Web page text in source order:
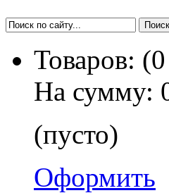
Товаров: (0
На сумму:
(пусто)
Оформить